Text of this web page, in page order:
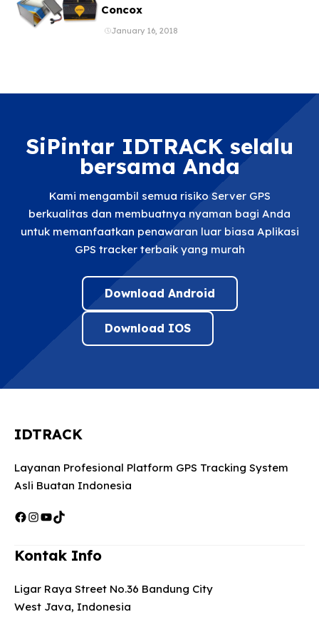
Concox
January 16, 2018
SiPintar IDTRACK selalu
bersama Anda
Kami mengambil semua risiko Server GPS
berkualitas dan membuatnya nyaman bagi Anda
untuk memanfaatkan penawaran luar biasa Aplikasi
GPS tracker terbaik yang murah
Download Android
Download IOS
IDTRACK
Layanan Profesional Platform GPS Tracking System
Asli Buatan Indonesia
Facebook
Instagram
YouTube
TikTok
Kontak Info
Ligar Raya Street No.36 Bandung City
West Java, Indonesia